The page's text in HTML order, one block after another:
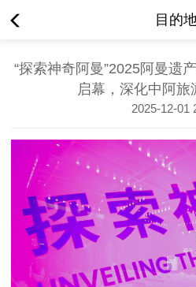
目的
“探索神奇阿曼”2025阿曼遗
启幕，深化中阿旅
2025-12-01